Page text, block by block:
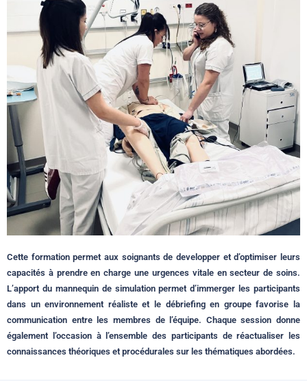
Cette formation permet aux soignants de developper et d’optimiser leurs
capacités à prendre en charge une urgences vitale en secteur de soins.
L’apport du mannequin de simulation permet d’immerger les participants
dans un environnement réaliste et le débriefing en groupe favorise la
communication entre les membres de l’équipe. Chaque session donne
également l’occasion à l’ensemble des participants de réactualiser les
connaissances théoriques et procédurales sur les thématiques abordées.